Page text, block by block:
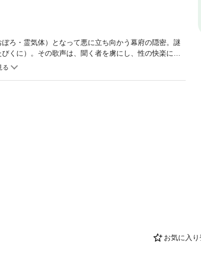
お気に入
ろ・霊気体）となって悪に立ち向かう幕府の隠密。謎
くに）。その歌声は、聞く者を虜にし、性の快楽に溺
・雲伯に最後の闘いを挑むが、比丘尼の歌声に朧